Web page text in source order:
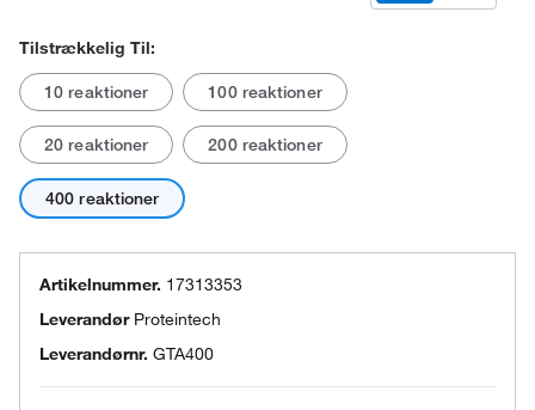
Tilstrækkelig Til:
10 reaktioner 100 reaktioner
20 reaktioner 200 reaktioner
400 reaktioner
Artikelnummer. 17313353
Leverandør Proteintech
Leverandørnr. GTA400